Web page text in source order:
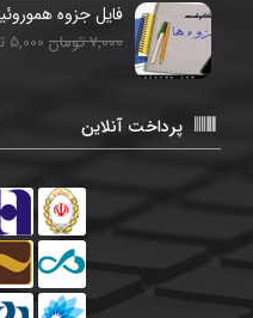
فایل جزوه
7,000 تومان 5,000 تومان
پرداخت آنلاین